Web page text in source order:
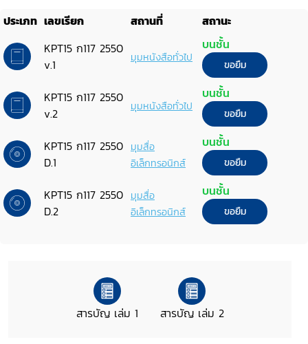
ประเภท เลขเรียก สถานที่
สถานะ
KPT15 ก117 2550
v.1
มุมหนังสือทั่วไป
บนชั้น
ขอยืม
KPT15 ก117 2550
v.2
มุมหนังสือทั่วไป
บนชั้น
ขอยืม
KPT15 ก117 2550
D.1
มุมสื่อ
อิเล็กทรอนิกส์
บนชั้น
ขอยืม
KPT15 ก117 2550
D.2
มุมสื่อ
อิเล็กทรอนิกส์
บนชั้น
ขอยืม
สารบัญ เล่ม 1 สารบัญ เล่ม 2